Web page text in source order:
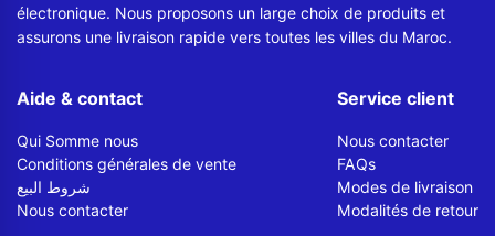
électronique. Nous proposons un large choix de produits et
assurons une livraison rapide vers toutes les villes du Maroc.
Aide & contact
Qui Somme nous
Conditions générales de vente
شروط البيع
Nous contacter
Service client
Nous contacter
FAQs
Modes de livraison
Modalités de retour